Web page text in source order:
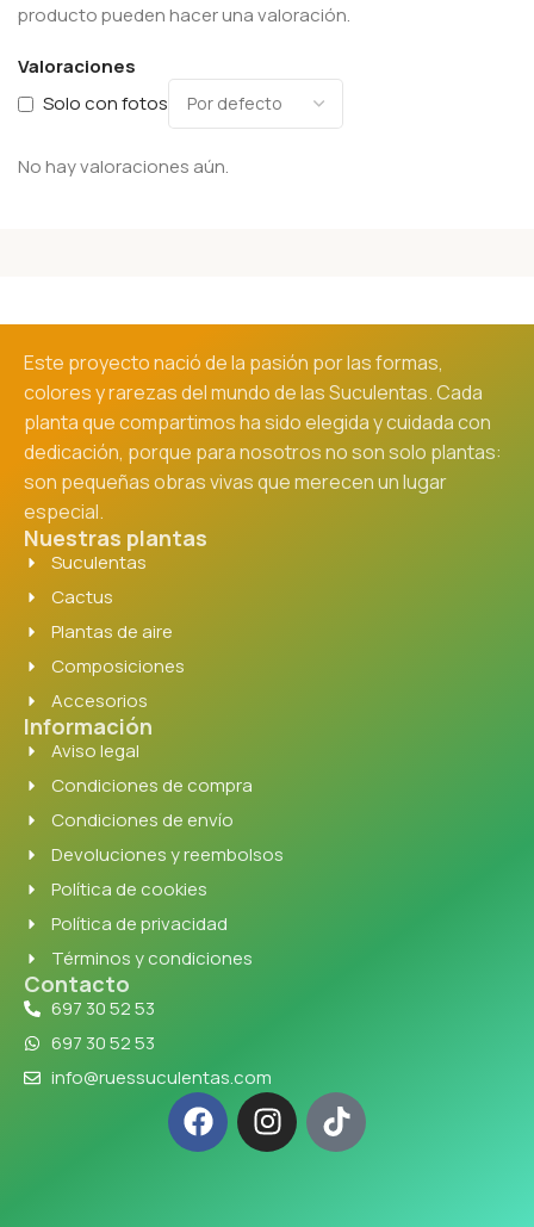
Valoraciones
Solo con fotos
No hay valoraciones aún.
producto pueden hacer una valoración.
Este proyecto nació de la pasión por las formas,
colores y rarezas del mundo de las Suculentas. Cada
planta que compartimos ha sido elegida y cuidada con
dedicación, porque para nosotros no son solo plantas:
son pequeñas obras vivas que merecen un lugar
especial.
Nuestras plantas
Suculentas
Cactus
Plantas de aire
Composiciones
Accesorios
Información
Aviso legal
Condiciones de compra
Condiciones de envío
Devoluciones y reembolsos
Política de cookies
Política de privacidad
Términos y condiciones
Contacto
697 30 52 53
697 30 52 53
info@ruessuculentas.com